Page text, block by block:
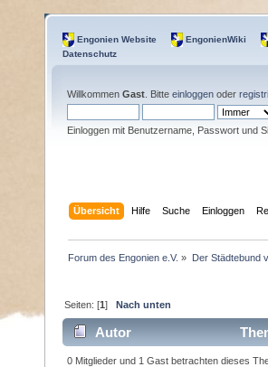
Engonien Website EngonienWiki
Datenschutz
Willkommen Gast . Bitte einloggen oder
Einloggen mit Benutzername, Passwort und
Übersicht Hilfe Suche Einloggen
Forum des Engonien e.V. » Der Städtebund
Seiten: [1]Nach unten
Autor
0 Mitglieder und 1 Gast betrachten dieses